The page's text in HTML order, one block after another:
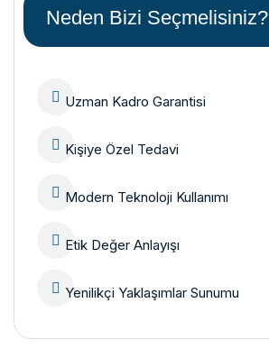
Neden Bizi Seçmelisiniz?
Uzman Kadro Garantisi
Kişiye Özel Tedavi
Modern Teknoloji Kullanımı
Etik Değer Anlayışı
Yenilikçi Yaklaşımlar Sunumu